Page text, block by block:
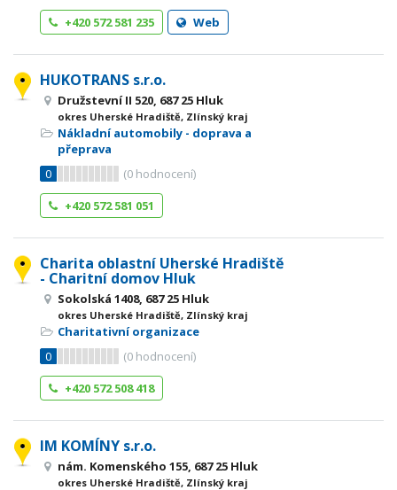
+420 572 581 235
Web
HUKOTRANS s.r.o.
Družstevní II 520, 687 25 Hluk
okres Uherské Hradiště, Zlínský kraj
Nákladní automobily - doprava a
přeprava
0
(0 hodnocení)
+420 572 581 051
Charita oblastní Uherské Hradiště
- Charitní domov Hluk
Sokolská 1408, 687 25 Hluk
okres Uherské Hradiště, Zlínský kraj
Charitativní organizace
0
(0 hodnocení)
+420 572 508 418
IM KOMÍNY s.r.o.
nám. Komenského 155, 687 25 Hluk
okres Uherské Hradiště, Zlínský kraj